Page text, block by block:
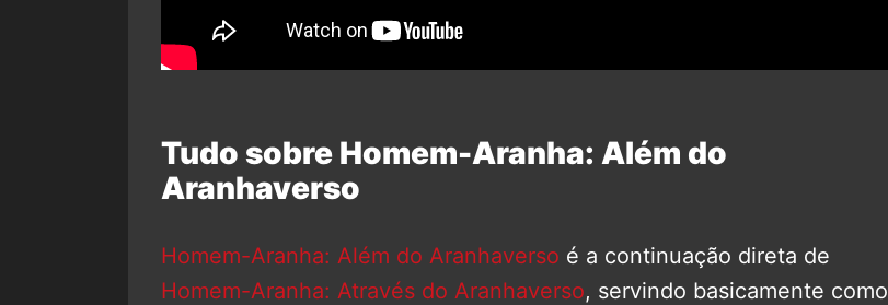
Tudo sobre Homem-Aranha: Além do
Aranhaverso
Homem-Aranha: Além do Aranhaverso é a continuação direta de
Homem-Aranha: Através do Aranhaverso, servindo basicamente como